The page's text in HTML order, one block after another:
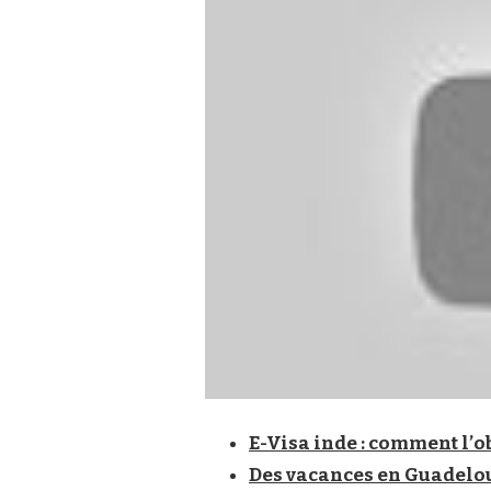
E-Visa inde : comment
Des vacances en